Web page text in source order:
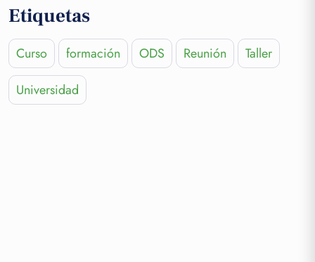
Etiquetas
Curso formación ODS Reunión
Taller
Universidad